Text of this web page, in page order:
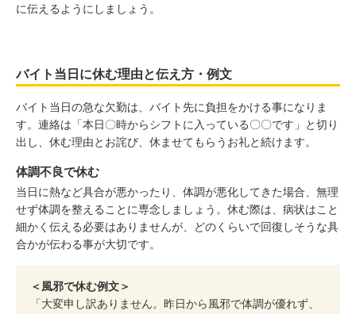
に伝えるようにしましょう。
バイト当日に休む理由と伝え方・例文
バイト当日の急な欠勤は、バイト先に負担をかける事になりま
す。連絡は「本日〇時からシフトに入っている〇〇です」と切り
出し、休む理由とお詫び、休ませてもらうお礼と続けます。
体調不良で休む
当日に熱など具合が悪かったり、体調が悪化してきた場合、無理
せず体調を整えることに専念しましょう。休む際は、病状はこと
細かく伝える必要はありませんが、どのくらいで回復しそうな具
合かが伝わる事が大切です。
＜風邪で休む例文＞
「大変申し訳ありません。昨日から風邪で体調が優れず、